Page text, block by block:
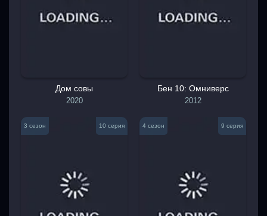
Дом совы
2020
Бен 10: Омниверс
2012
3 сезон 10 серия 4 сезон 9 серия